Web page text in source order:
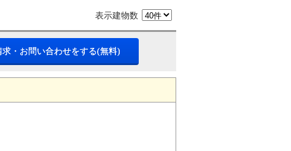
表示建物数
求・お問い合わせをする(無料)